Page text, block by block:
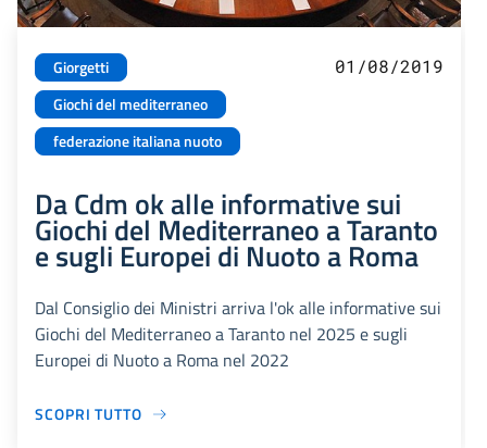
Giorgetti
Giochi del mediterraneo
federazione italiana nuoto
01/08/2019
Da Cdm ok alle informative sui
Giochi del Mediterraneo a Taranto
e sugli Europei di Nuoto a Roma
Dal Consiglio dei Ministri arriva l'ok alle informative sui
Giochi del Mediterraneo a Taranto nel 2025 e sugli
Europei di Nuoto a Roma nel 2022
SCOPRI TUTTO